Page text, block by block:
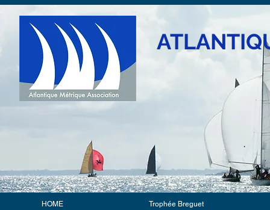
HOME Trophée Breguet